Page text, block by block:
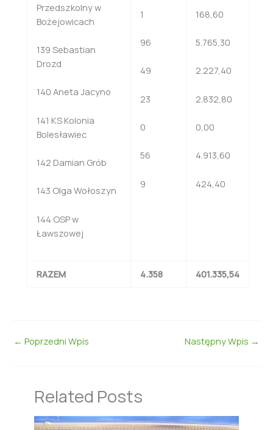
Przedszkolny w
Bożejowicach
139 Sebastian
Drozd
140 Aneta Jacyno
141 KS Kolonia
Bolesławiec
142 Damian Grób
143 Olga Wołoszyn
144 OSP w
Ławszowej
1
96
49
23
0
56
9
168,60
5.765,30
2.227,40
2.832,80
0,00
4.913,60
424,40
RAZEM 4.358 401.335,54
← Poprzedni Wpis Następny Wpis →
Related Posts